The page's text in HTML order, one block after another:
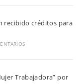
recibido créditos para
Trabajadora” por